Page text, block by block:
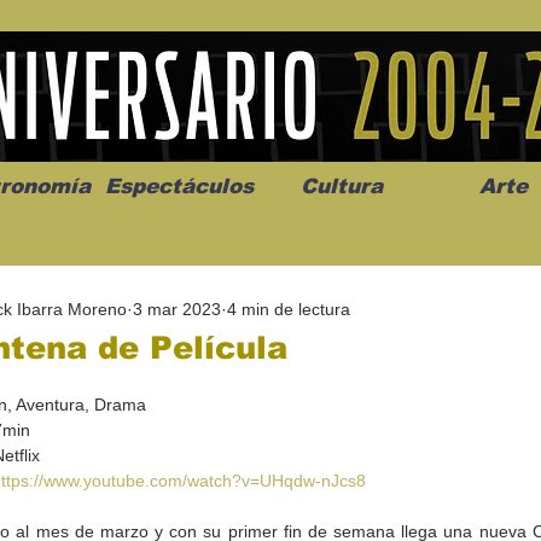
Espectáculos Cultura Arte
de Película
Ibarra Moreno 3 mar 2023 4 min de lectura
Aventura, Drama
www.youtube.com/watch?v=UHqdw-nJcs8
al mes de marzo y con su primer fin de semana llega una nueva
abre la
alto impacto
Progreso con micrófono